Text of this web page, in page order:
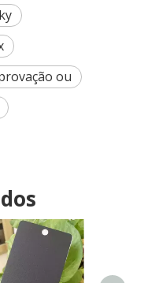
ou